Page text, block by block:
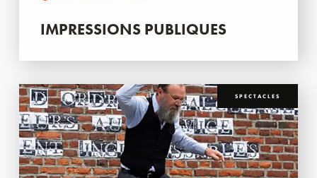
IMPRESSIONS PUBLIQUES
SPECTACLES